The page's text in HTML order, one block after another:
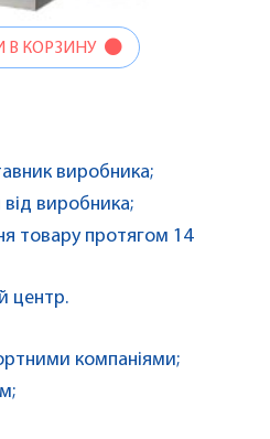
В КОРЗИНУ
виробника;
від виробника;
товару протягом 14
центр.
компаніями;